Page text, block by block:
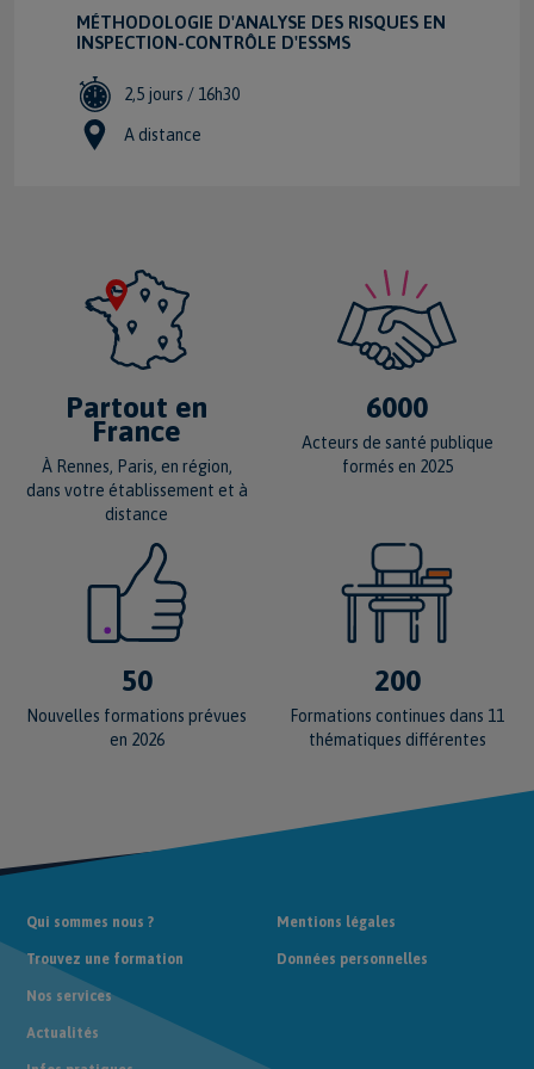
MÉTHODOLOGIE D'ANALYSE DES RISQUES EN
INSPECTION-CONTRÔLE D'ESSMS
2,5 jours / 16h30
A distance
Partout en
France
À Rennes, Paris, en région,
dans votre établissement et à
distance
6000
Acteurs de santé publique
formés en 2025
50
Nouvelles formations prévues
en 2026
200
Formations continues dans 11
thématiques différentes
Qui sommes nous ?
Trouvez une formation
Nos services
Actualités
Mentions légales
Données personnelles